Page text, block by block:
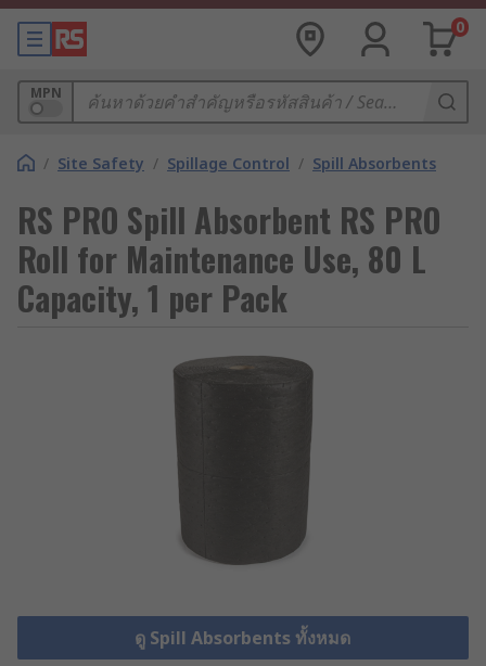
0
MPN
/ Site Safety / Spillage Control / Spill Absorbents
RS PRO Spill Absorbent RS PRO
Roll for Maintenance Use, 80 L
Capacity, 1 per Pack
ดู Spill Absorbents ทั้งหมด